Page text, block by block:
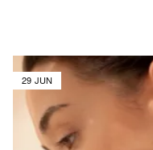
29 JUN